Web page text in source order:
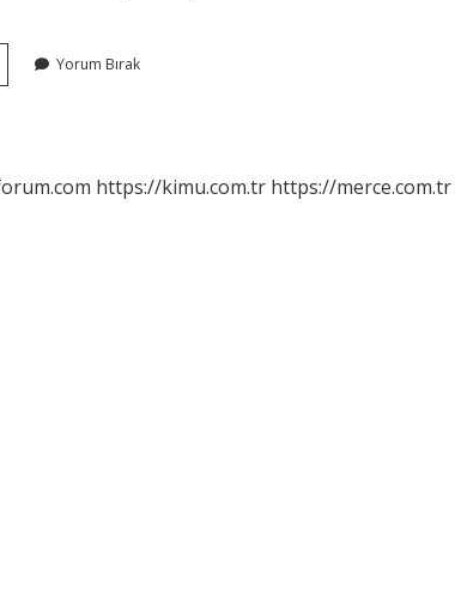
Yorum Bırak
https://kimu.com.tr https://merce.com.tr